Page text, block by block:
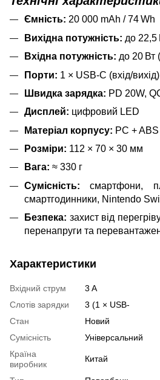
Ємність: 20 000 mAh / 74 Wh
Вихідна потужність: до 22,5
Вхідна потужність: до 20 Вт
Порти: 1 × USB-C (вхід/
Швидка зарядка: PD 20W,
Дисплей: цифровий LED
Матеріал корпусу: PC + ABS
Розміри: 112 × 70 × 30 мм
Вага: ≈ 330 г
Сумісність:смартфони,
смартгодинники, Nintendo
Безпека: захист від
перенапруги та
Характеристики
Вхідний струм
3 A
Слотів зарядки
3 (1 × USB-
Стан
Новий
Сумісність
Універсальний
Країна
виробник
Китай